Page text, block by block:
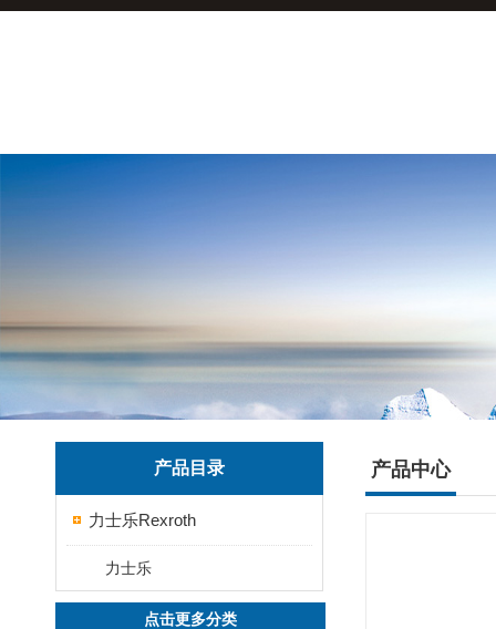
产品目录
力士乐Rexroth
力士乐
点击更多分类
产品中心